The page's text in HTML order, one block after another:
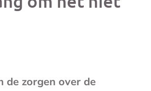
de zorgen over de